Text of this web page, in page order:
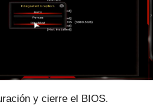
y cierre el BIOS.